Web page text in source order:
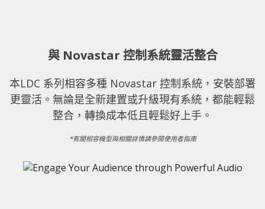
與 Novastar 控制系統靈活整合
本LDC 系列相容多種 Novastar 控制系統，安裝部署
更靈活。無論是全新建置或升級現有系統，都能輕鬆
整合，轉換成本低且輕鬆好上手。​
*有關相容機型與相關詳情請參閱使用者指南